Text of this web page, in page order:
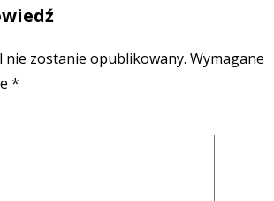
nie zostanie opublikowany. Wymagane
*